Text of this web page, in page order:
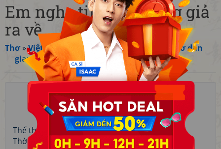
Em nghe tin anh gióng giả
ra về
Thơ»Việt Nam» Khuyết danh Việt Nam
Thơ dân
gian»Ca dao»Ca dao về tình yêu, đôi lứa
☆
☆
☆
☆
☆
Chưa có đánh giá nào
Thể thơ:
Thể loại khác (thơ)
Thời kỳ: Trung đại